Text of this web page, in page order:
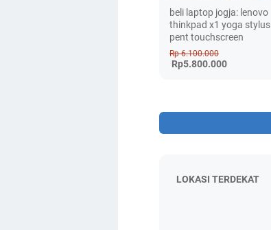
beli laptop jogja: lenovo
thinkpad x1 yoga stylus
pent touchscreen
Rp 6.100.000
Rp5.800.000
LOKASI TERDEKAT